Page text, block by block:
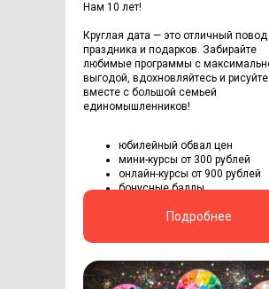
Нам 10 лет!
Круглая дата — это отличный
праздника и подарков. Забирайте
любимые программы с
выгодой, вдохновляйтесь и рисуйте
вместе с большой семьей
единомышленников!
юбилейный обвал цен
мини-курсы от 300 рублей
онлайн-курсы от 900 рублей
бонусные баллы
Подробнее